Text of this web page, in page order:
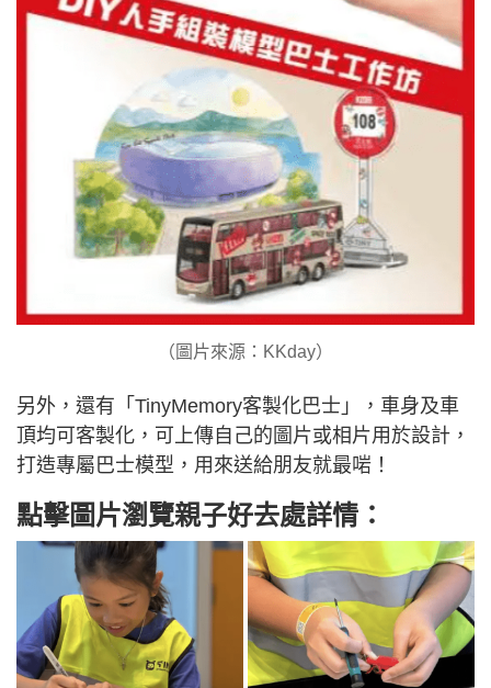
（圖片來源：KKday）
另外，還有「TinyMemory客製化巴士」，車身及車
頂均可客製化，可上傳自己的圖片或相片用於設計，
打造專屬巴士模型，用來送給朋友就最啱！
點擊圖片瀏覽親子好去處詳情：